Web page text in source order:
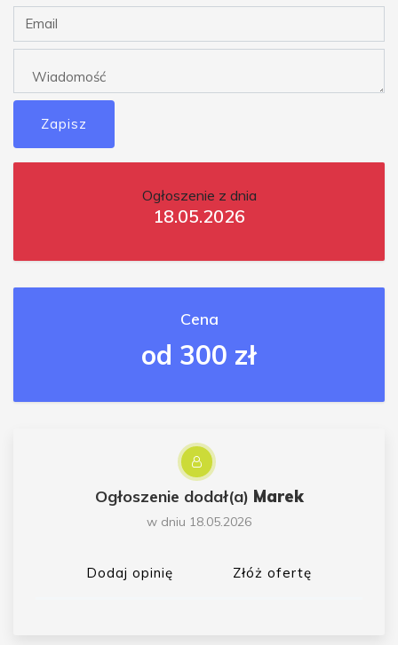
Zapisz
Ogłoszenie z dnia
18.05.2026
Cena
od 300 zł
Ogłoszenie dodał(a) Marek
w dniu 18.05.2026
Dodaj opinię Złóż ofertę